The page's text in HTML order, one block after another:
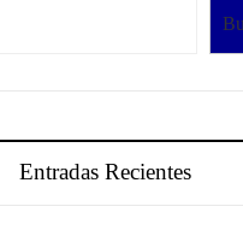
Entradas Recientes